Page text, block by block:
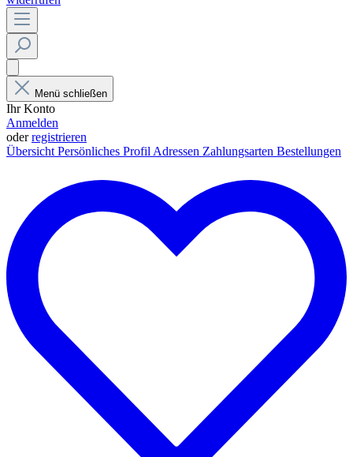
Menü schließen
Ihr Konto
Anmelden
oderregistrieren
Übersicht Persönliches Profil Adressen Zahlungsarten Bestellungen